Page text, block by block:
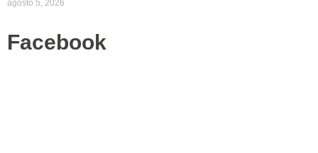
agosto 5, 2026
Facebook